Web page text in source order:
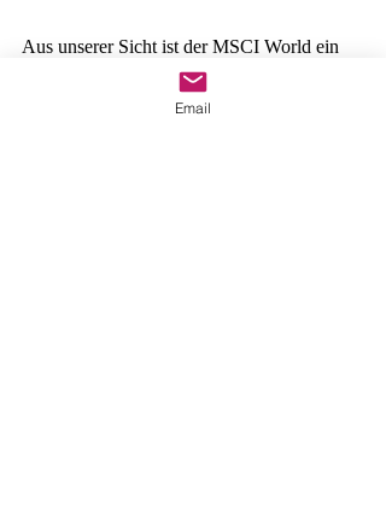
Aus unserer Sicht ist der MSCI World ein
absolut solides Basis-Investment mit einigen
der größten Titeln, die man handeln kann.
Email